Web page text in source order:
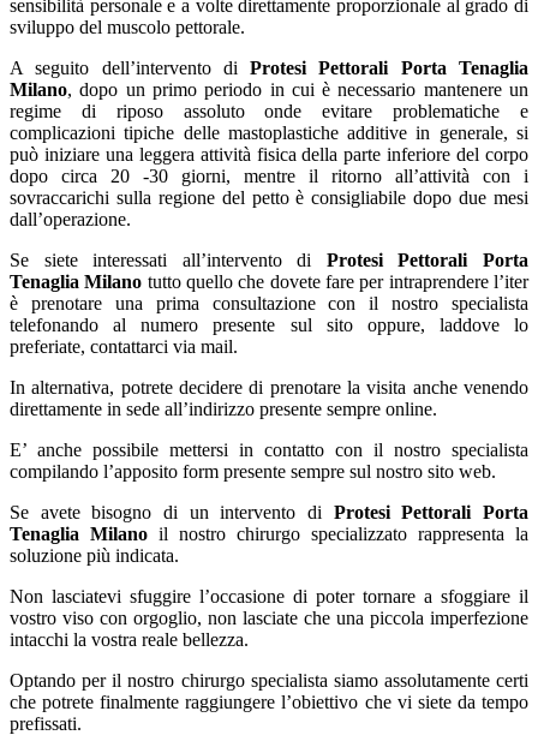
sensibilità personale e a volte direttamente proporzionale al grado di
sviluppo del muscolo pettorale.
A seguito dell’intervento diProtesi Pettorali Porta Tenaglia
Milano, dopo un primo periodo in cui è necessario mantenere un
regime di riposo assoluto onde evitare problematiche e
complicazioni tipiche delle mastoplastiche additive in generale, si
può iniziare una leggera attività fisica della parte inferiore del corpo
dopo circa 20 -30 giorni, mentre il ritorno all’attività con i
sovraccarichi sulla regione del petto è consigliabile dopo due mesi
dall’operazione.
Se siete interessati all’intervento di Protesi Pettorali Porta
Tenaglia Milano tutto quello che dovete fare per intraprendere l’iter
è prenotare una prima consultazione con il nostro specialista
telefonando al numero presente sul sito oppure, laddove lo
preferiate, contattarci via mail.
In alternativa, potrete decidere di prenotare la visita anche venendo
direttamente in sede all’indirizzo presente sempre online.
E’ anche possibile mettersi in contatto con il nostro specialista
compilando l’apposito form presente sempre sul nostro sito web.
Se avete bisogno di un intervento di Protesi Pettorali Porta
Tenaglia Milano il nostro chirurgo specializzato rappresenta la
soluzione più indicata.
Non lasciatevi sfuggire l’occasione di poter tornare a sfoggiare il
vostro viso con orgoglio, non lasciate che una piccola imperfezione
intacchi la vostra reale bellezza.
Optando per il nostro chirurgo specialista siamo assolutamente certi
che potrete finalmente raggiungere l’obiettivo che vi siete da tempo
prefissati.